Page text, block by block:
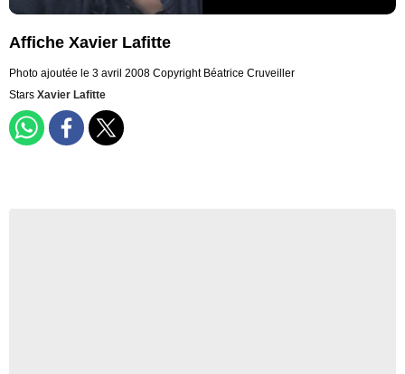
Affiche Xavier Lafitte
Photo ajoutée le 3 avril 2008 Copyright Béatrice Cruveiller
Stars Xavier Lafitte